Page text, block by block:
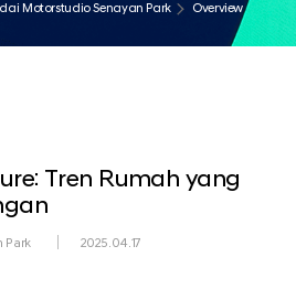
Motorstudio Senayan Park
Overview
Tren Rumah yang
Park 2025.04.17